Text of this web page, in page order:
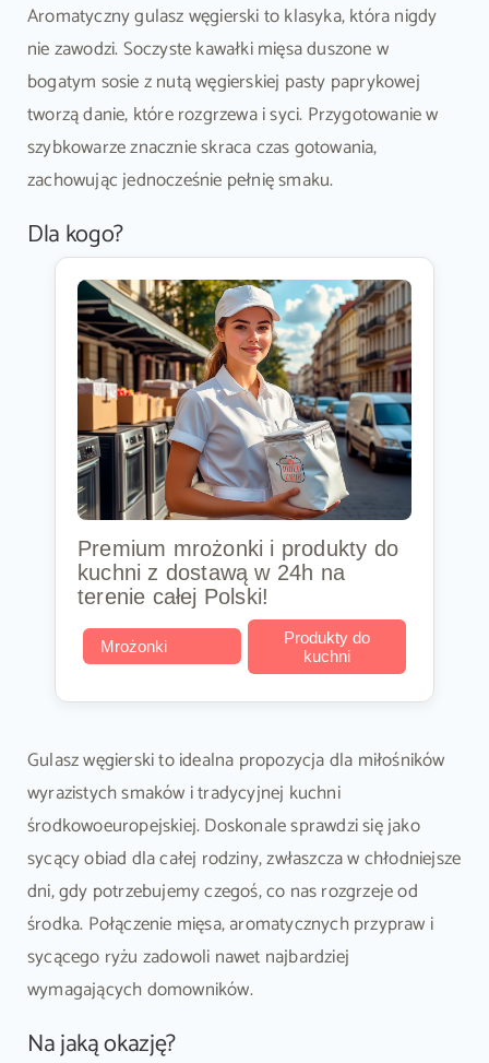
Aromatyczny gulasz węgierski to klasyka, która nigdy
nie zawodzi. Soczyste kawałki mięsa duszone w
bogatym sosie z nutą węgierskiej pasty paprykowej
tworzą danie, które rozgrzewa i syci. Przygotowanie w
szybkowarze znacznie skraca czas gotowania,
zachowując jednocześnie pełnię smaku.
Dla kogo?
Premium mrożonki i produkty do
kuchni z dostawą w 24h na
terenie całej Polski!
Mrożonki
Produkty do
kuchni
Gulasz węgierski to idealna propozycja dla miłośników
wyrazistych smaków i tradycyjnej kuchni
środkowoeuropejskiej. Doskonale sprawdzi się jako
sycący obiad dla całej rodziny, zwłaszcza w chłodniejsze
dni, gdy potrzebujemy czegoś, co nas rozgrzeje od
środka. Połączenie mięsa, aromatycznych przypraw i
sycącego ryżu zadowoli nawet najbardziej
wymagających domowników.
Na jaką okazję?